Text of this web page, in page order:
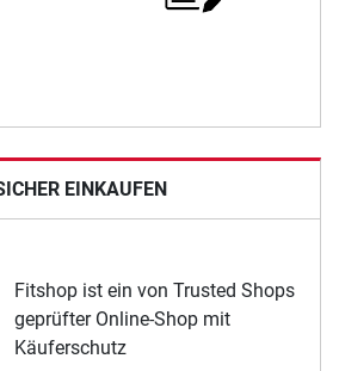
EINKAUFEN
Fitshop ist ein von Trusted Shops
geprüfter Online-Shop mit
Käuferschutz